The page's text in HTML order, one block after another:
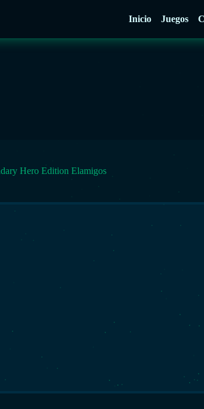
Inicio Juegos
Hero Edition Elamigos